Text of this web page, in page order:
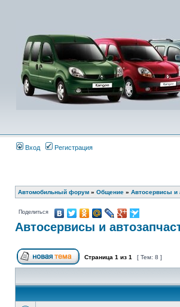
Вход Регистрация
Автомобильный форум » Общение » Автосервисы и
Поделиться
Автосервисы и
Страница 1 из 1 [ Тем: 8 ]